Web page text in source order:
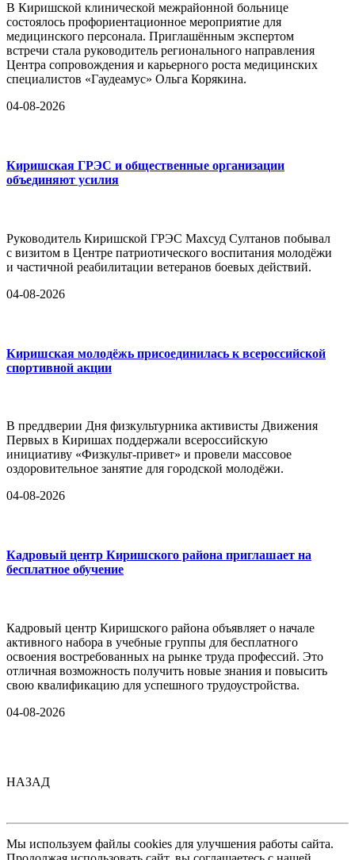
В Киришской клинической межрайонной больнице
состоялось профориентационное мероприятие для
медицинского персонала. Приглашённым экспертом
встречи стала руководитель регионального направления
Центра сопровождения и карьерного роста медицинских
специалистов «Гаудеамус» Ольга Корякина.
04-08-2026
Киришская ГРЭС и общественные организации
объединяют усилия
Руководитель Киришской ГРЭС Махсуд Султанов побывал
с визитом в Центре патриотического воспитания молодёжи
и частичной реабилитации ветеранов боевых действий.
04-08-2026
Киришская молодёжь присоединилась к всероссийской
спортивной акции
В преддверии Дня физкультурника активисты Движения
Первых в Киришах поддержали всероссийскую
инициативу «Физкульт-привет» и провели массовое
оздоровительное занятие для городской молодёжи.
04-08-2026
Кадровый центр Киришского района приглашает на
бесплатное обучение
Кадровый центр Киришского района объявляет о начале
активного набора в учебные группы для бесплатного
освоения востребованных на рынке труда профессий. Это
отличная возможность получить новые знания и повысить
свою квалификацию для успешного трудоустройства.
04-08-2026
НАЗАД
Мы используем файлы cookies для улучшения работы сайта.